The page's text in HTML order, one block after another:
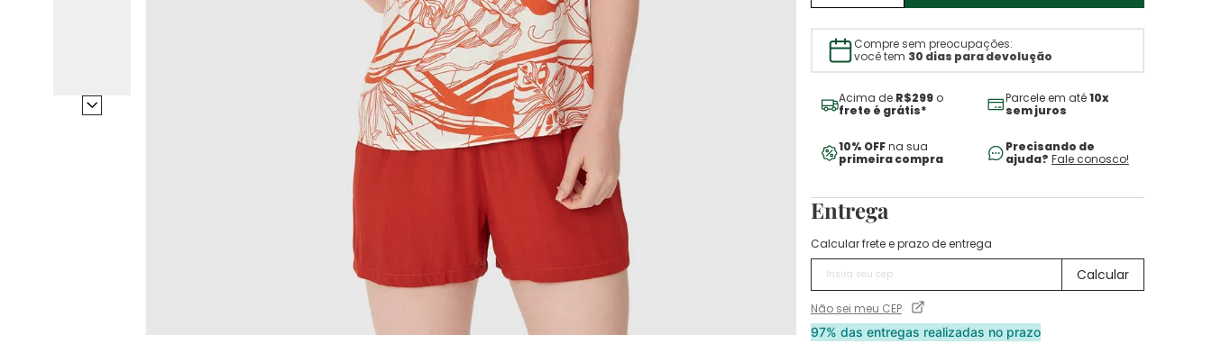
Compre sem preocupações:
você tem 30 dias para devolução
Acima de R$299o
frete é grátis*
Parcele em até10x
sem juros
10% OFFna sua
primeira compra
Precisando de
ajuda? Fale conosco!
Entrega
Calcular frete e prazo de entrega
Não sei meu CEP
97% das entregas realizadas no prazo